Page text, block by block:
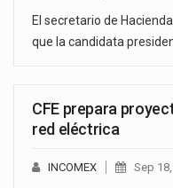
El secretario de
que la candidata
CFE prepara
red eléctrica
INCOMEX Sep